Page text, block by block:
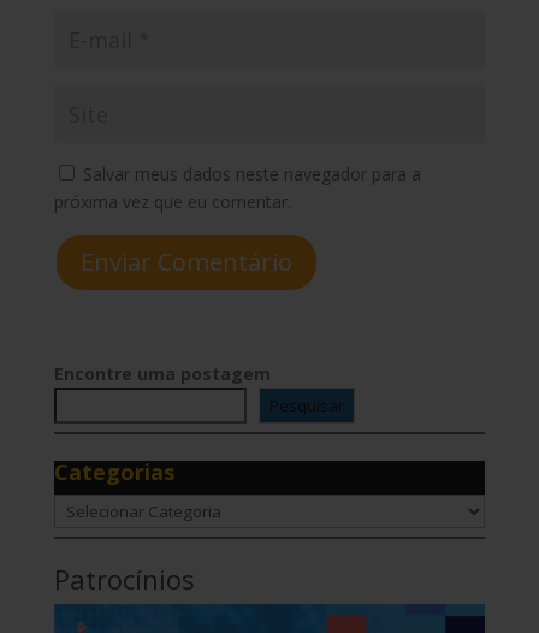
Salvar meus dados neste navegador para a
próxima vez que eu comentar.
Enviar Comentário
Encontre uma postagem
Pesquisar
Categorias
Categorias
Patrocínios